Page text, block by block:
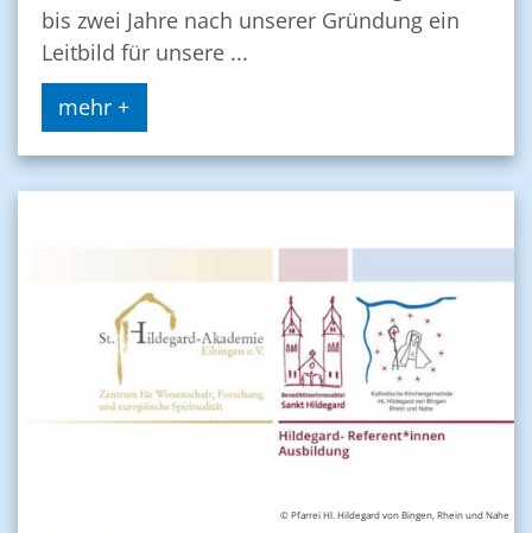
bis zwei Jahre nach unserer Gründung ein
Leitbild für unsere ...
mehr +
© Pfarrei Hl. Hildegard von Bingen, Rhein und Nahe